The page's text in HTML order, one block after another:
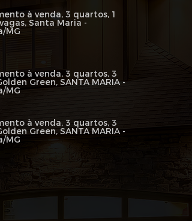
à venda, 3 quartos, 1
Santa Maria -
MG
à venda, 3 quartos, 3
Green, SANTA MARIA -
MG
à venda, 3 quartos, 3
Green, SANTA MARIA -
MG